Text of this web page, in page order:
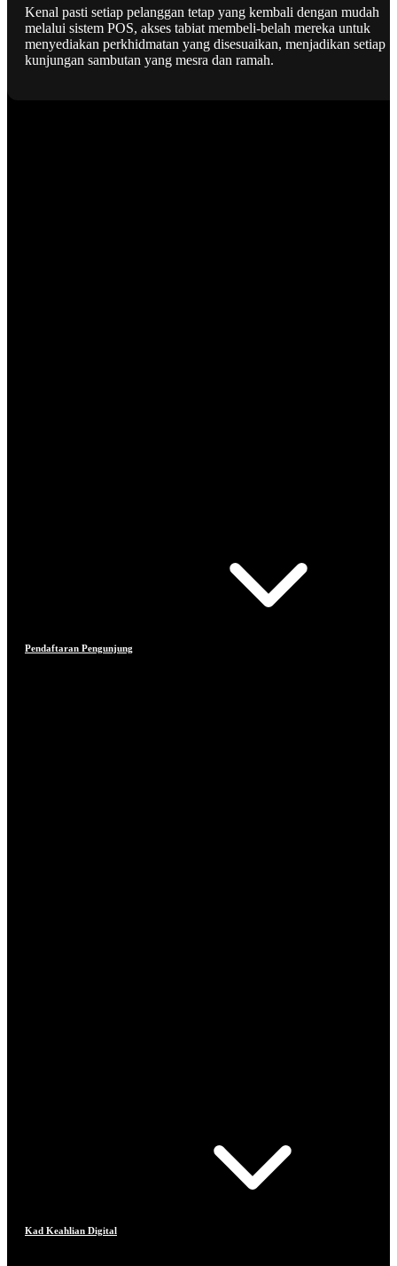
Kenal pasti setiap pelanggan tetap yang kembali dengan mudah
melalui sistem POS, akses tabiat membeli-belah mereka untuk
menyediakan perkhidmatan yang disesuaikan, menjadikan setiap
kunjungan sambutan yang mesra dan ramah.
Pendaftaran Pengunjung
Kad Keahlian Digital